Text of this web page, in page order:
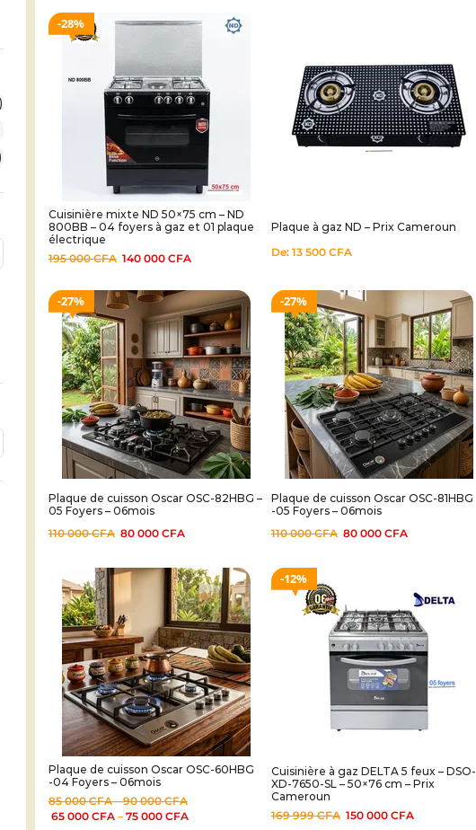
28%
Cuisinière mixte ND 50×75 cm – ND
800BB – 04 foyers à gaz et 01 plaque
électrique
195 000CFA 140 000 CFA
Plaque à gaz ND – Prix Cameroun
De: 13 500 CFA
27%
Plaque de cuisson Oscar OSC-82HBG –
05 Foyers – 06mois
110 000CFA 80 000 CFA
27%
Plaque de cuisson Oscar OSC-81HBG
-05 Foyers – 06mois
110 000CFA 80 000 CFA
Plaque de cuisson Oscar OSC-60HBG
-04 Foyers – 06mois
85 000CFA–90 000CFA
65 000 CFA– 75 000 CFA
12%
Cuisinière à gaz DELTA 5 feux – DSO-
XD-7650-SL – 50×76 cm – Prix
Cameroun
169 999CFA 150 000 CFA